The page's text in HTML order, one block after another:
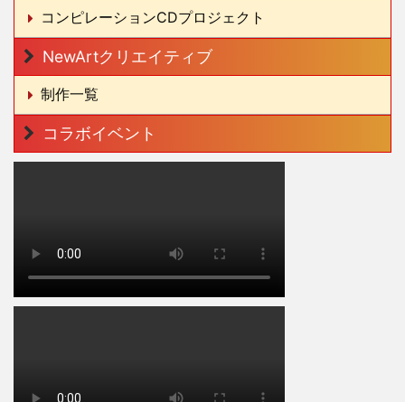
コンピレーションCDプロジェクト
NewArtクリエイティブ
制作一覧
コラボイベント